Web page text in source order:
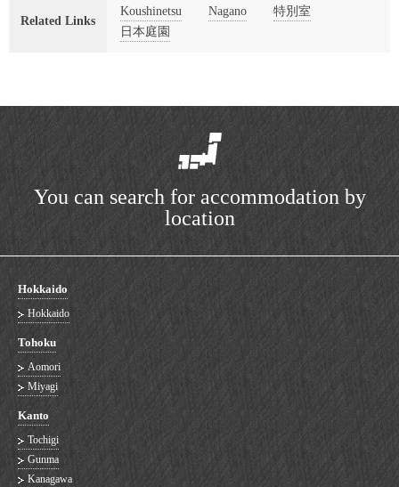
Related Links
Koushinetsu Nagano
特別室
日本庭園
You can search for accommodation by
location
Hokkaido
Hokkaido
Tohoku
Aomori
Miyagi
Kanto
Tochigi
Gunma
Kanagawa